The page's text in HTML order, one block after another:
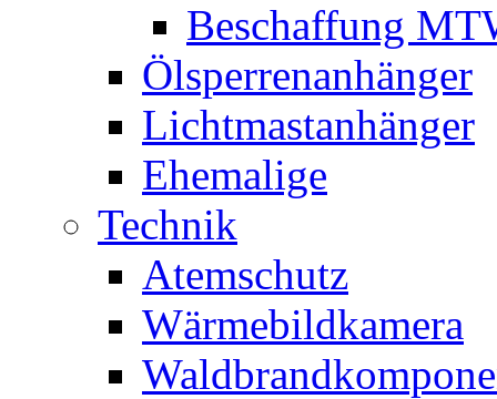
Beschaffung
Ölsperrenanhänger
Lichtmastanhänger
Ehemalige
Technik
Atemschutz
Wärmebildkamera